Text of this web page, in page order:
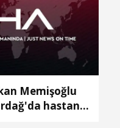
Memişoğlu
hastane